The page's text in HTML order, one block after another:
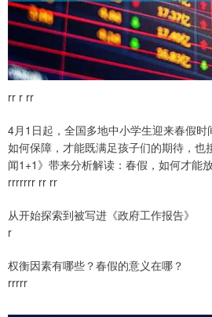
rr r rr
4月1日起，全国多地中小学生迎来春假
如何保障，才能既满足孩子们的期待，也
闻1+1》带来分析解读：春假，如何才能
rrrrrrr rr rr
从开始探索到被写进《政府工作报告》
r
权衡因素有哪些？春假的意义在哪？
rrrrr